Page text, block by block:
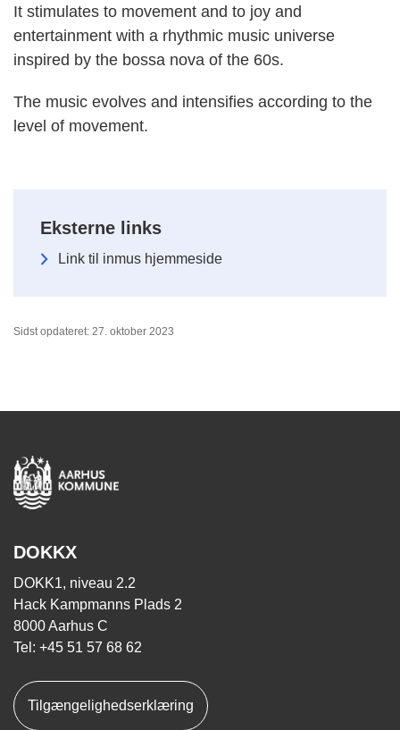
It stimulates to movement and to joy and
entertainment with a rhythmic music universe
inspired by the bossa nova of the 60s.
The music evolves and intensifies according to the
level of movement.
Eksterne links
Link til inmus hjemmeside
Sidst opdateret: 27. oktober 2023
DOKKX
DOKK1, niveau 2.2
Hack Kampmanns Plads 2
8000 Aarhus C
Tel: +45 51 57 68 62
Tilgængelighedserklæring